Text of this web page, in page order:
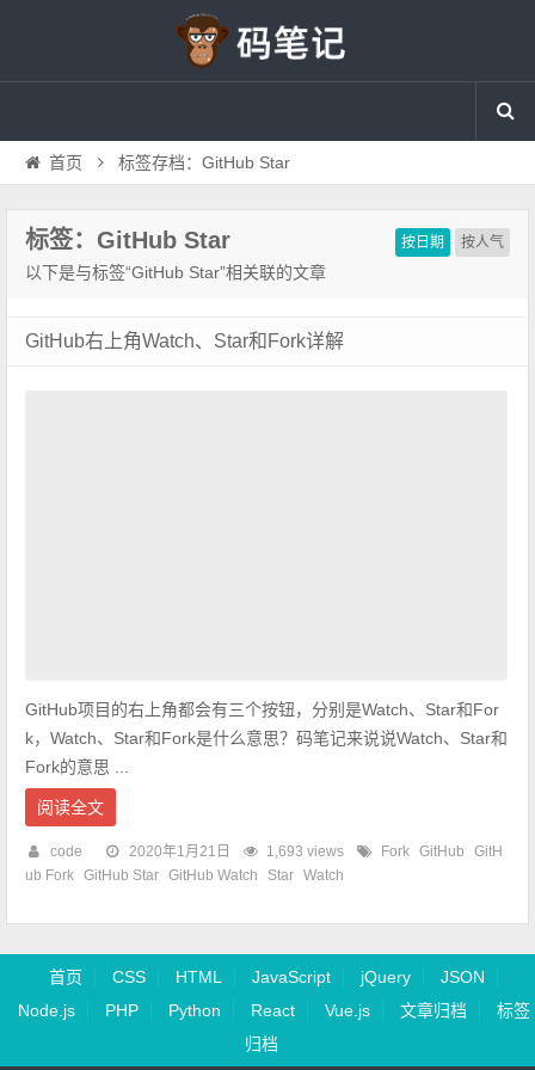
首页 标签存档：GitHub Star
按日期 按人气
标签：GitHub Star
以下是与标签“GitHub Star”相关联的文章
GitHub右上角Watch、Star和Fork详解
GitHub项目的右上角都会有三个按钮，分别是Watch、Star和For
k，Watch、Star和Fork是什么意思？码笔记来说说Watch、Star和
Fork的意思 ...
阅读全文
code 2020年1月21日 1,693 views Fork GitHub
GitH
ub Fork GitHub Star GitHub Watch Star Watch
首页 CSS HTML JavaScript jQuery
JSON
Node.js
PHP Python React Vue.js 文章归档
标签
归档